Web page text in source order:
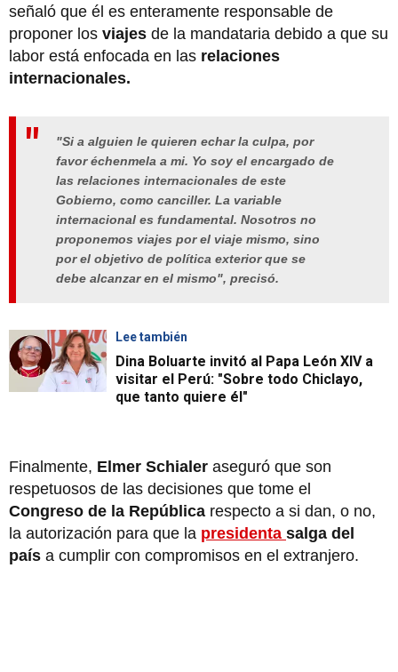
señaló que él es enteramente responsable de
proponer los viajes de la mandataria debido a que su
labor está enfocada en las relaciones
internacionales.
"Si a alguien le quieren echar la culpa, por
favor échenmela a mi. Yo soy el encargado de
las relaciones internacionales de este
Gobierno, como canciller. La variable
internacional es fundamental. Nosotros no
proponemos viajes por el viaje mismo, sino
por el objetivo de política exterior que se
debe alcanzar en el mismo", precisó.
Lee también
Dina Boluarte invitó al Papa León XIV a
visitar el Perú: "Sobre todo Chiclayo,
que tanto quiere él"
Finalmente, Elmer Schialer aseguró que son
respetuosos de las decisiones que tome el
Congreso de la República respecto a si dan, o no,
la autorización para que la presidenta salga del
país a cumplir con compromisos en el extranjero.